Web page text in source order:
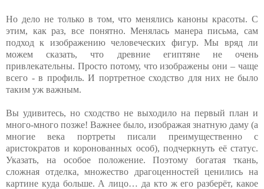
Но дело не только в том, что менялись каноны красоты. С
этим, как раз, все понятно. Менялась манера письма, сам
подход к изображению человеческих фигур. Мы вряд ли
можем сказать, что древние египтяне не очень
привлекательны. Просто потому, что изображены они – чаще
всего - в профиль. И портретное сходство для них не было
таким уж важным.
Вы удивитесь, но сходство не выходило на первый план и
много-много позже! Важнее было, изображая знатную даму (а
многие века портреты писали преимущественно с
аристократов и коронованных особ), подчеркнуть её статус.
Указать, на особое положение. Поэтому богатая ткань,
сложная отделка, множество драгоценностей ценились на
картине куда больше. А лицо… да кто ж его разберёт, какое